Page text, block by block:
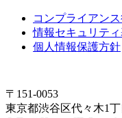
コンプライアン
情報セキュリテ
個人情報保護方針
〒151-0053
東京都渋谷区代々木1